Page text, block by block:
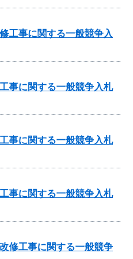
工事に関する一般競争入
事に関する一般競争入札
事に関する一般競争入札
事に関する一般競争入札
修工事に関する一般競争